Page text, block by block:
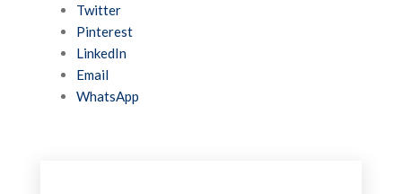
Twitter
Pinterest
LinkedIn
Email
WhatsApp